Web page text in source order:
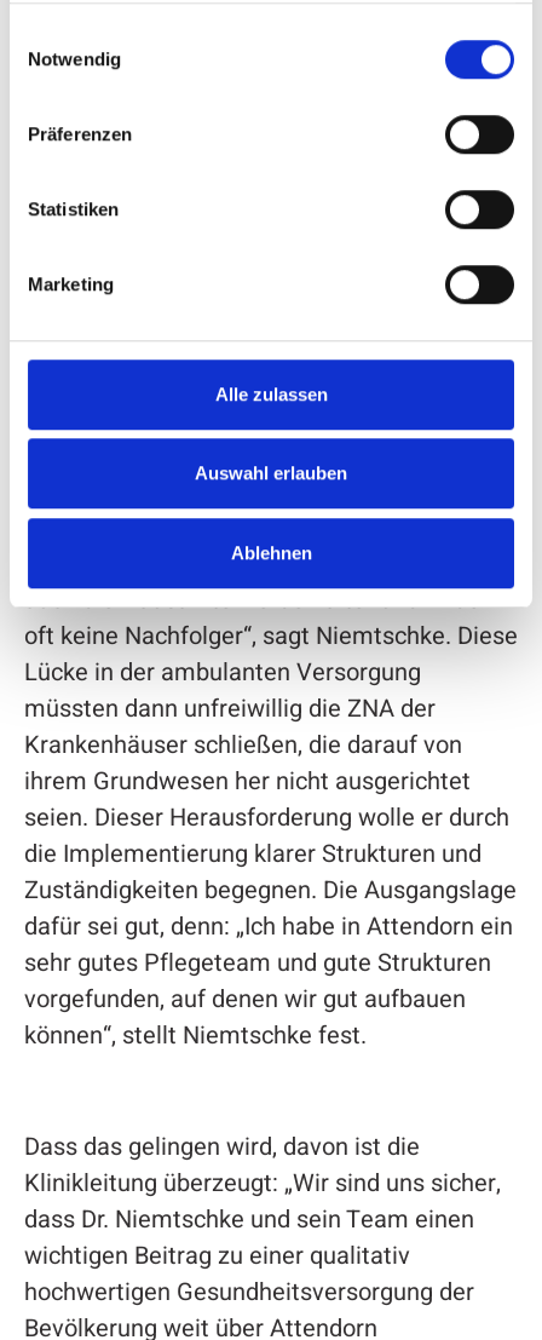
Notwendig
Präferenzen
Statistiken
Marketing
Alle zulassen
Auswahl erlauben
Ablehnen
Fußballhalle an, um fit zu bleiben, aber auch,
Herausforderungen durch alternde
Sein großes Anliegen ist es, die ZNA des
Attendorner Krankenhauses zukunftsfest
aufzustellen. Denn die Klinik sieht sich – wie
viele andere Krankenhäuser im ländlichen
alternden Gesellschaft konfrontiert. „Die
Menschen werden stetig älter. Gleichzeitig
schließen immer mehr Hausarztpraxen, denn
auch die Hausärzte werden älter und finden
oft keine Nachfolger“, sagt Niemtschke. Diese
Lücke in der ambulanten Versorgung
müssten dann unfreiwillig die ZNA der
Krankenhäuser schließen, die darauf von
ihrem Grundwesen her nicht ausgerichtet
seien. Dieser Herausforderung wolle er durch
die Implementierung klarer Strukturen und
Zuständigkeiten begegnen. Die Ausgangslage
dafür sei gut, denn: „Ich habe in Attendorn ein
sehr gutes Pflegeteam und gute Strukturen
vorgefunden, auf denen wir gut aufbauen
können“, stellt Niemtschke fest.
Dass das gelingen wird, davon ist die
Klinikleitung überzeugt: „Wir sind uns sicher,
dass Dr. Niemtschke und sein Team einen
wichtigen Beitrag zu einer qualitativ
hochwertigen Gesundheitsversorgung der
Bevölkerung weit über Attendorn